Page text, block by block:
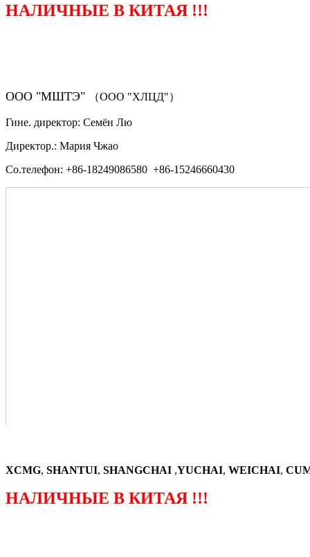
НАЛИЧНЫЕ В КИТАЯ !!!
ООО "МШТЭ" （ООО "ХЛЦД"）
Гине. директор: Семён Лю
Директор.: Мария Чжао
Со.телефон: +86-18249086580 +86-15246660430
XCMG, SHANTUI, SHANGCHAI ,YUCHAI, WEICHAI,
НАЛИЧНЫЕ В КИТАЯ !!!